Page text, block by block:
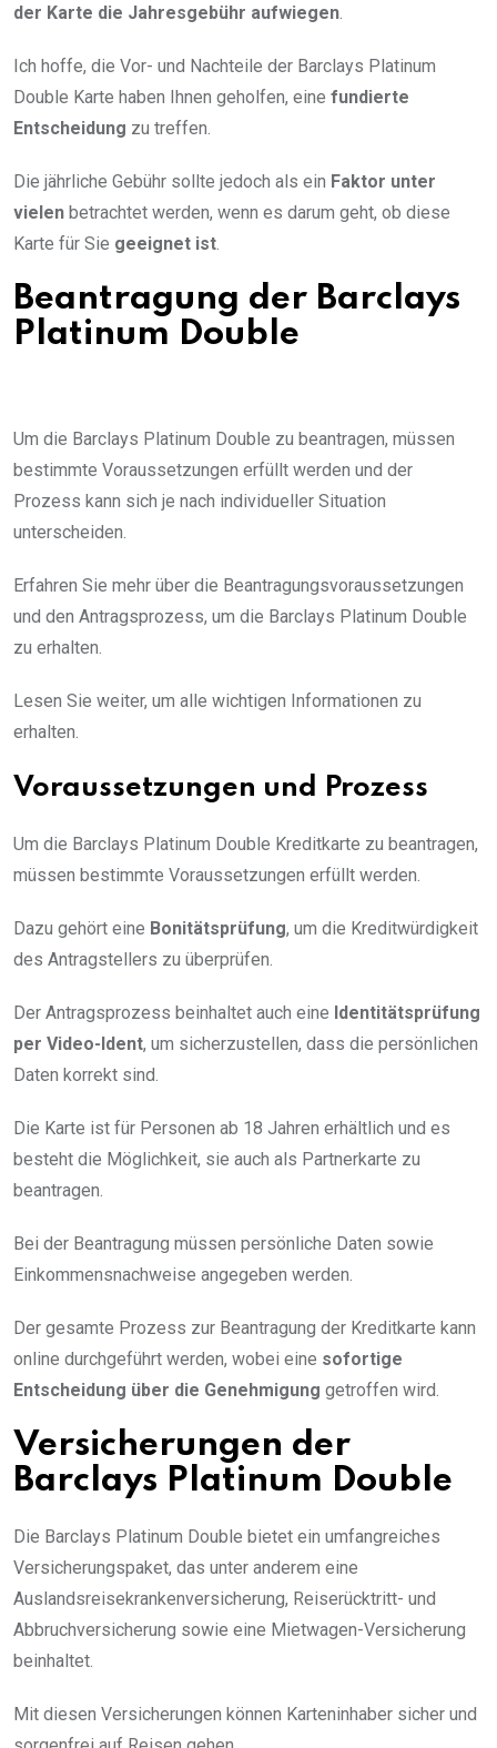
der Karte die Jahresgebühr aufwiegen
Ich hoffe, die Vor- und Nachteile der Barclays Platinum
Double Karte haben Ihnen geholfen, eine fundierte
Entscheidung zu treffen.
Die jährliche Gebühr sollte jedoch als ein Faktor unter
vielen betrachtet werden, wenn es darum geht, ob diese
Karte für Sie geeignet ist
Beantragung der Barclays
Platinum Double
Um die Barclays Platinum Double zu beantragen, müssen
bestimmte Voraussetzungen erfüllt werden und der
Prozess kann sich je nach individueller Situation
unterscheiden.
Erfahren Sie mehr über die Beantragungsvoraussetzungen
und den Antragsprozess, um die Barclays Platinum Double
zu erhalten.
Lesen Sie weiter, um alle wichtigen Informationen zu
erhalten.
Voraussetzungen und Prozess
Um die Barclays Platinum Double Kreditkarte zu beantragen,
müssen bestimmte Voraussetzungen erfüllt werden.
Dazu gehört eine Bonitätsprüfung, um die Kreditwürdigkeit
des Antragstellers zu überprüfen.
Der Antragsprozess beinhaltet auch eine Identitätsprüfung
per Video-Ident, um sicherzustellen, dass die persönlichen
Daten korrekt sind.
Die Karte ist für Personen ab 18 Jahren erhältlich und es
besteht die Möglichkeit, sie auch als Partnerkarte zu
beantragen.
Bei der Beantragung müssen persönliche Daten sowie
Einkommensnachweise angegeben werden.
Der gesamte Prozess zur Beantragung der Kreditkarte kann
online durchgeführt werden, wobei eine sofortige
Entscheidung über die Genehmigung getroffen wird.
Versicherungen der
Barclays Platinum Double
Die Barclays Platinum Double bietet ein umfangreiches
Versicherungspaket, das unter anderem eine
Auslandsreisekrankenversicherung, Reiserücktritt- und
Abbruchversicherung sowie eine Mietwagen-Versicherung
beinhaltet.
Mit diesen Versicherungen können Karteninhaber sicher und